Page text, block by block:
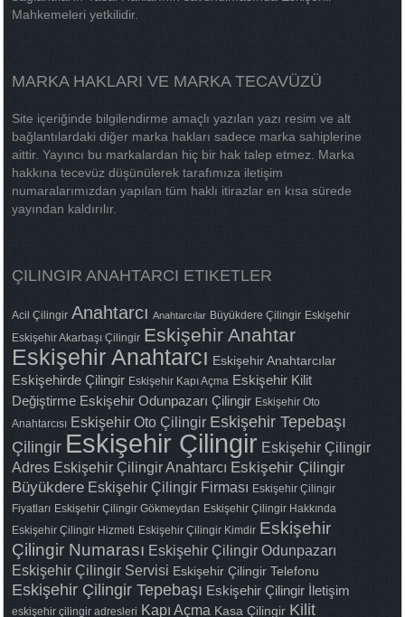
Mahkemeleri yetkilidir.
MARKA HAKLARI VE MARKA TECAVÜZÜ
Site içeriğinde bilgilendirme amaçlı yazılan yazı resim ve alt
bağlantılardaki diğer marka hakları sadece marka sahiplerine
aittir. Yayıncı bu markalardan hiç bir hak talep etmez. Marka
hakkına tecevüz düşünülerek tarafımıza iletişim
numaralarımızdan yapılan tüm haklı itirazlar en kısa sürede
yayından kaldırılır.
ÇILINGIR ANAHTARCI ETIKETLER
Acil Çilingir Anahtarcı Anahtarcılar Büyükdere Çilingir Eskişehir
Eskişehir Akarbaşı Çilingir Eskişehir Anahtar
Eskişehir Anahtarcı Eskişehir Anahtarcılar
Eskişehirde Çilingir Eskişehir Kapı Açma Eskişehir Kilit
Değiştirme Eskişehir Odunpazarı Çilingir Eskişehir Oto
Anahtarcısı Eskişehir Oto Çilingir Eskişehir Tepebaşı
Çilingir Eskişehir Çilingir Eskişehir Çilingir
Adres Eskişehir Çilingir Anahtarcı Eskişehir Çilingir
Büyükdere Eskişehir Çilingir Firması Eskişehir Çilingir
Fiyatları Eskişehir Çilingir Gökmeydan Eskişehir Çilingir Hakkında
Eskişehir Çilingir Hizmeti Eskişehir Çilingir Kimdir Eskişehir
Çilingir Numarası Eskişehir Çilingir Odunpazarı
Eskişehir Çilingir Servisi Eskişehir Çilingir Telefonu
Eskişehir Çilingir Tepebaşı Eskişehir Çilingir İletişim
eskişehir çilingir adresleri Kapı Açma Kasa Çilingir Kilit